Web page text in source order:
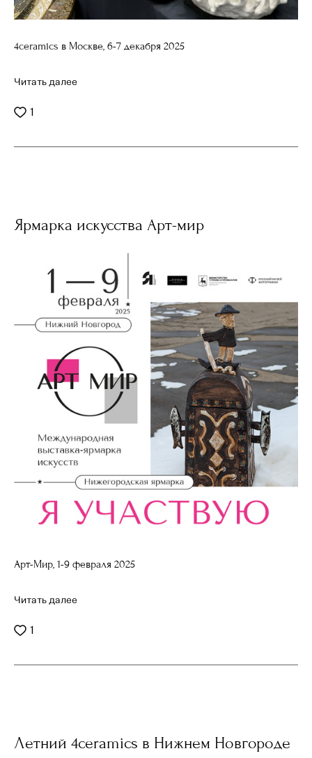
4ceramics в Москве, 6-7 декабря 2025
Читать далее
1
Ярмарка искусства Арт-мир
Арт-Мир, 1-9 февраля 2025
Читать далее
1
Летний 4ceramics в Нижнем Новгороде